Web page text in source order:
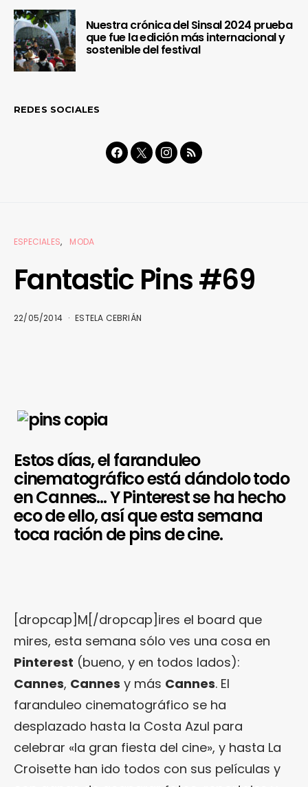
Nuestra crónica del Sinsal 2024 prueba
que fue la edición más internacional y
sostenible del festival
REDES SOCIALES
ESPECIALES MODA
Fantastic Pins #69
22/05/2014 ESTELA CEBRIÁN
Estos días, el faranduleo
cinematográfico está dándolo todo
en Cannes… Y Pinterest se ha hecho
eco de ello, así que esta semana
toca ración de pins de cine.
[dropcap]M[/dropcap]ires el board que
mires, esta semana sólo ves una cosa en
Pinterest (bueno, y en todos lados):
Cannes, Cannes y más Cannes. El
faranduleo cinematográfico se ha
desplazado hasta la Costa Azul para
celebrar «la gran fiesta del cine», y hasta La
Croisette han ido todos con sus películas y